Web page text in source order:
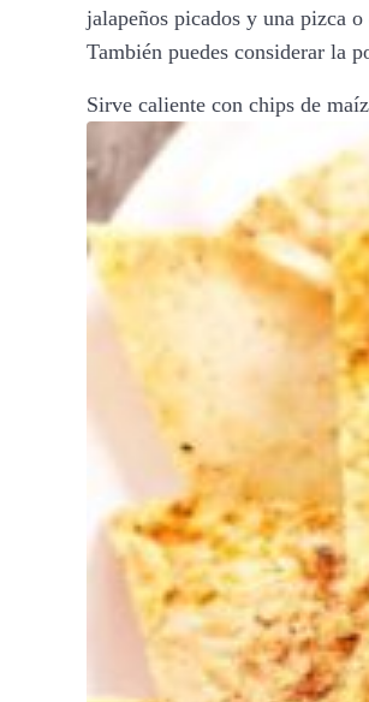
jalapeños picados y una pizca
También puedes considerar la
Sirve caliente con chips de